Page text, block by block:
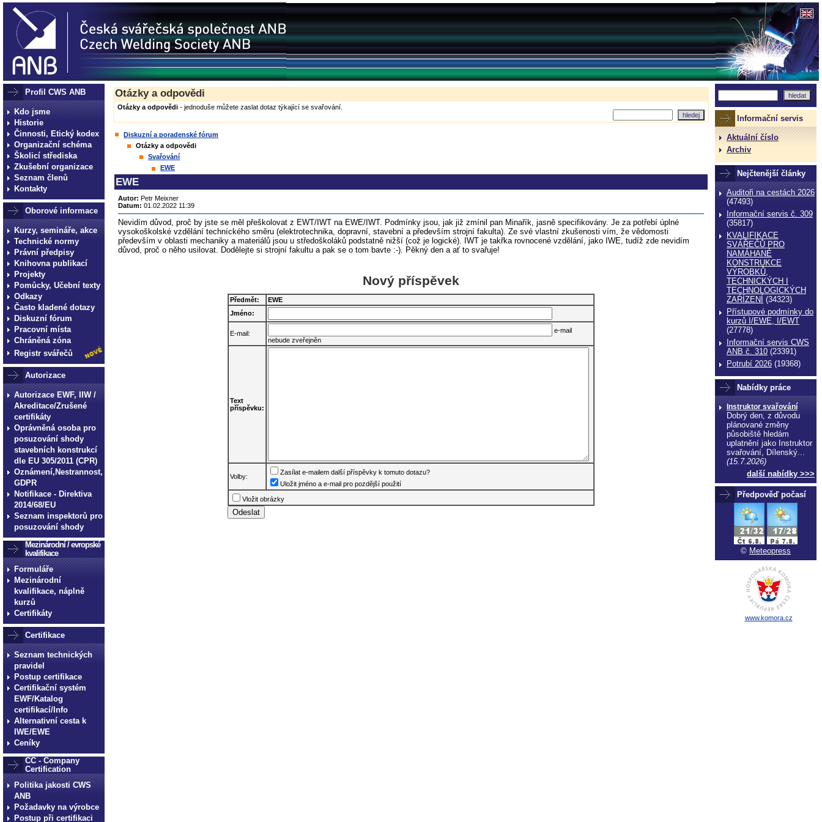
Profil CWS ANB
Kdo jsme
Historie
Činnosti, Etický kodex
Organizační schéma
Školicí střediska
Zkušební organizace
Seznam členů
Kontakty
Oborové informace
Kurzy, semináře, akce
Technické normy
Právní předpisy
Knihovna publikací
Projekty
Pomůcky, Učební texty
Odkazy
Často kladené dotazy
Diskuzní fórum
Pracovní místa
Chráněná zóna
Registr svářečů
Autorizace
Autorizace EWF, IIW /
Akreditace/Zrušené
certifikáty
Oprávněná osoba pro
posuzování shody
stavebních konstrukcí
dle EU 305/2011 (CPR)
Oznámení,Nestrannost,
GDPR
Notifikace - Direktiva
2014/68/EU
Seznam inspektorů pro
posuzování shody
Mezinárodní / evropské
kvalifikace
Formuláře
Mezinárodní
kvalifikace, náplně
kurzů
Certifikáty
Certifikace
Seznam technických
pravidel
Postup certifikace
Certifikační systém
EWF/Katalog
certifikací/Info
Alternativní cesta k
IWE/EWE
Ceníky
CC - Company
Certification
Politika jakosti CWS
ANB
Požadavky na výrobce
Postup při certifikaci
Otázky a odpovědi
Otázky a odpovědi - jednoduše můžete zaslat dotaz týkající se svařování.
Diskuzní a poradenské fórum
Otázky a odpovědi
Svařování
EWE
EWE
Autor: Petr Meixner
Datum: 01.02.2022 11:39
Nevidím důvod, proč by jste se měl přeškolovat z EWT/IWT na EWE/IWT. Podmínky jsou, jak již zmínil pan Minařík, jasně specifikovány. Je za potřebí úplné
vysokoškolské vzdělání techníckého směru (elektrotechnika, dopravní, stavební a především strojní fakulta). Ze své vlastní zkušenosti vím, že vědomosti
především v oblasti mechaniky a materiálů jsou u středoškoláků podstatně nižší (což je logické). IWT je takřka rovnocené vzdělání, jako IWE, tudíž zde nevidím
důvod, proč o něho usilovat. Dodělejte si strojní fakultu a pak se o tom bavte :-). Pěkný den a ať to svařuje!
Nový příspěvek
Předmět:
EWE
Jméno:
E-mail:
e-mail
nebude zveřejněn
Text
příspěvku:
Volby:
Zasílat e-mailem další příspěvky k tomuto dotazu?
Uložit jméno a e-mail pro pozdější použití
Vložit obrázky
Informační servis
Aktuální číslo
Archiv
Nejčtenější články
Auditoři na cestách 2026
(47493)
Informační servis č. 309
(35817)
KVALIFIKACE
SVÁŘEČŮ PRO
NAMÁHANÉ
KONSTRUKCE
VÝROBKŮ,
TECHNICKÝCH I
TECHNOLOGICKÝCH
ZAŔÍZENÍ (34323)
Přístupové podmínky do
kurzů I/EWE, I/EWT
(27778)
Informační servis CWS
ANB č. 310 (23391)
Potrubí 2026 (19368)
Nabídky práce
Instruktor svařování
Dobrý den, z důvodu
plánované změny
působiště hledám
uplatnění jako Instruktor
svařování, Dílenský...
(15.7.2026)
další nabídky >>>
Předpověď počasí
© Meteopress
www.komora.cz